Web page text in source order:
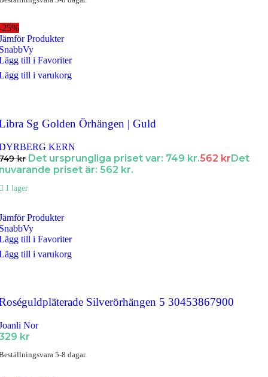
25%
Produkter
till i Favoriter
till i varukorg
Sg Golden Örhängen | Guld
KERN
kr Det ursprungliga priset var: 749 kr.562 krDet
priset är: 562 kr.
I lager
Produkter
till i Favoriter
till i varukorg
Silverörhängen 5 30453867900
Nor
kr
5-8 dagar.